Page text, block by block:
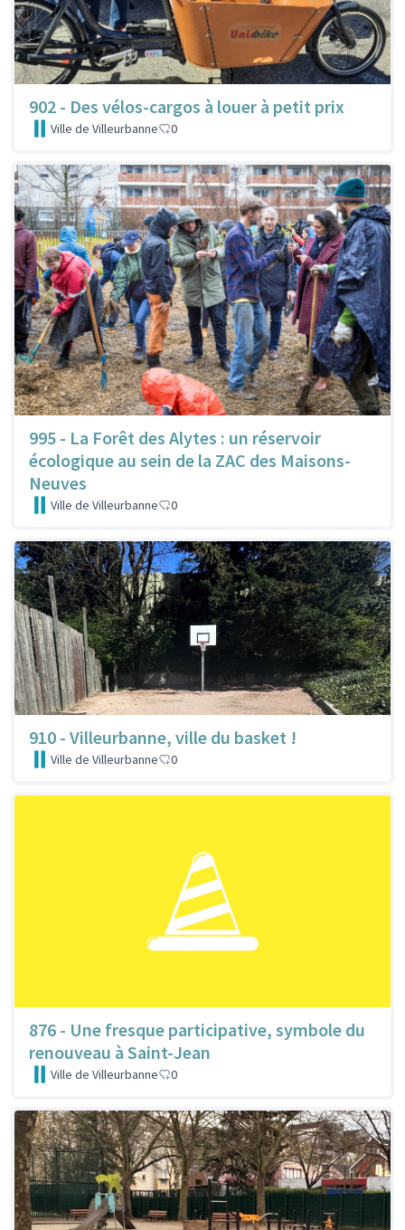
902 - Des vélos-cargos à louer à petit prix
Ville de Villeurbanne 0
995 - La Forêt des Alytes : un réservoir
écologique au sein de la ZAC des Maisons-
Neuves
Ville de Villeurbanne 0
910 - Villeurbanne, ville du basket !
Ville de Villeurbanne 0
876 - Une fresque participative, symbole du
renouveau à Saint-Jean
Ville de Villeurbanne 0